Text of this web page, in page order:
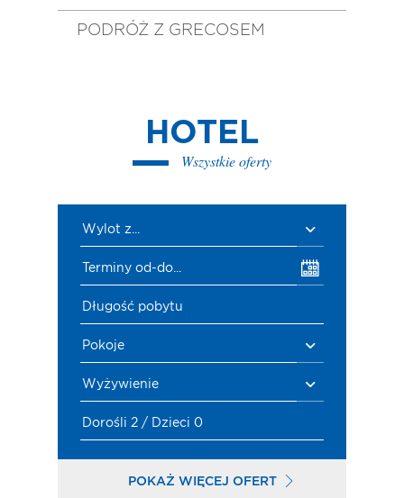
PODRÓŻ Z GRECOSEM
HOTEL
Wszystkie oferty
Wylot z...
Terminy od-do...
Długość pobytu
Pokoje
Wyżywienie
Dorośli 2 / Dzieci 0
POKAŻ WIĘCEJ OFERT